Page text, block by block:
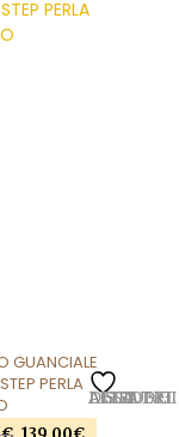
AGGIUNGI ALLA LISTA DEI DESIDERI
GUANCIALE
PERLA